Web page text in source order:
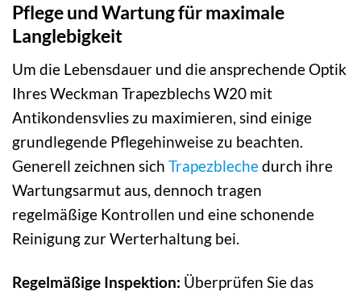
Pflege und Wartung für maximale
Langlebigkeit
Um die Lebensdauer und die ansprechende Optik
Ihres Weckman Trapezblechs W20 mit
Antikondensvlies zu maximieren, sind einige
grundlegende Pflegehinweise zu beachten.
Generell zeichnen sich Trapezblechedurch ihre
Wartungsarmut aus, dennoch tragen
regelmäßige Kontrollen und eine schonende
Reinigung zur Werterhaltung bei.
Regelmäßige Inspektion: Überprüfen Sie das